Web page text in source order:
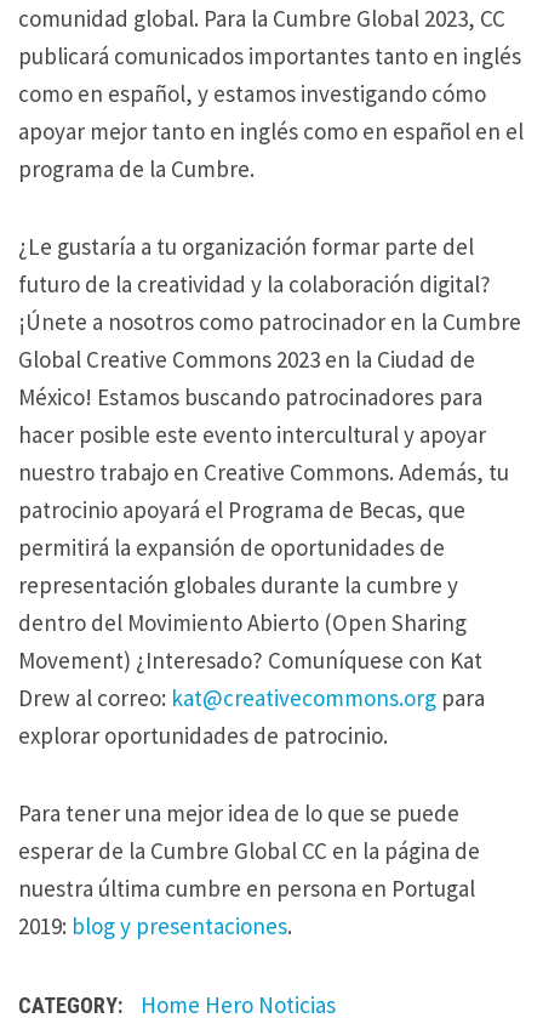
comunidad global. Para la Cumbre Global 2023, CC
publicará comunicados importantes tanto en inglés
como en español, y estamos investigando cómo
apoyar mejor tanto en inglés como en español en el
programa de la Cumbre.
¿Le gustaría a tu organización formar parte del
futuro de la creatividad y la colaboración digital?
¡Únete a nosotros como patrocinador en la Cumbre
Global Creative Commons 2023 en la Ciudad de
México! Estamos buscando patrocinadores para
hacer posible este evento intercultural y apoyar
nuestro trabajo en Creative Commons. Además, tu
patrocinio apoyará el Programa de Becas, que
permitirá la expansión de oportunidades de
representación globales durante la cumbre y
dentro del Movimiento Abierto (Open Sharing
Movement) ¿Interesado? Comuníquese con Kat
Drew al correo: kat@creativecommons.org para
explorar oportunidades de patrocinio.
Para tener una mejor idea de lo que se puede
esperar de la Cumbre Global CC en la página de
nuestra última cumbre en persona en Portugal
2019: blogy presentaciones.
CATEGORY: Home Hero Noticias